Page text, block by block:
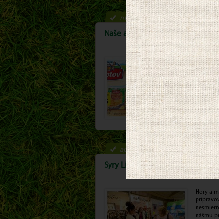
Naše akcie v obchodoch
máj-jún 2013
Naše
rozvoju
tohto
viac >
Syry Liptov na filmovom
apríl 2013
Hory a
nášmu